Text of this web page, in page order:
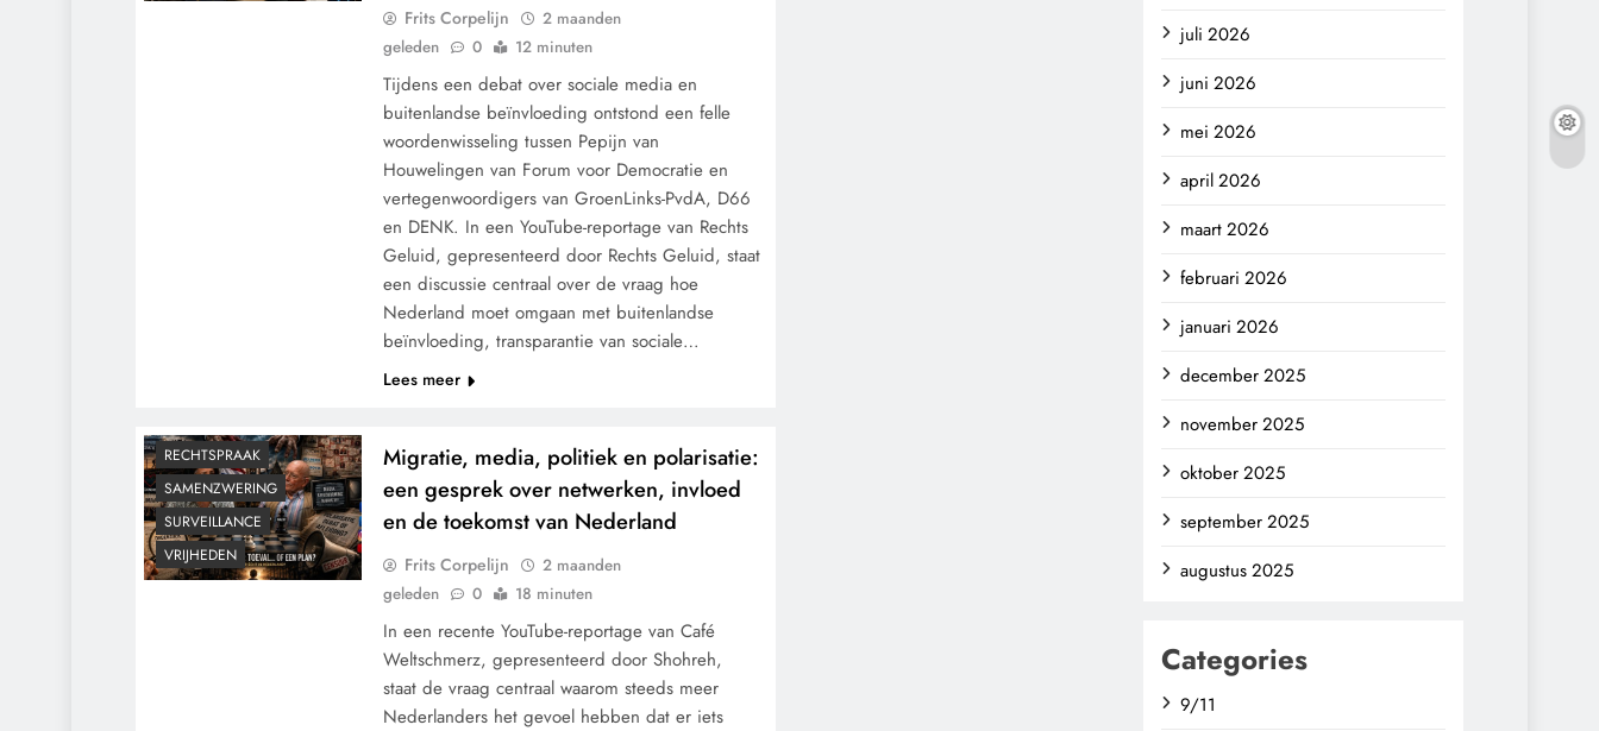
Frits Corpelijn
2 maanden
geleden
0 12 minuten
Tijdens een debat over sociale media en
buitenlandse beïnvloeding ontstond een felle
woordenwisseling tussen Pepijn van
Houwelingen van Forum voor Democratie en
vertegenwoordigers van GroenLinks-PvdA, D66
en DENK. In een YouTube-reportage van Rechts
Geluid, gepresenteerd door Rechts Geluid, staat
een discussie centraal over de vraag hoe
Nederland moet omgaan met buitenlandse
beïnvloeding, transparantie van sociale…
Lees meer
RECHTSPRAAK
SAMENZWERING
SURVEILLANCE
VRIJHEDEN
Migratie, media, politiek en polarisatie:
een gesprek over netwerken, invloed
en de toekomst van Nederland
Frits Corpelijn
2 maanden
geleden
0 18 minuten
In een recente YouTube-reportage van Café
Weltschmerz, gepresenteerd door Shohreh,
staat de vraag centraal waarom steeds meer
Nederlanders het gevoel hebben dat er iets
juli 2026
juni 2026
mei 2026
april 2026
maart 2026
februari 2026
januari 2026
december 2025
november 2025
oktober 2025
september 2025
augustus 2025
Categories
9/11